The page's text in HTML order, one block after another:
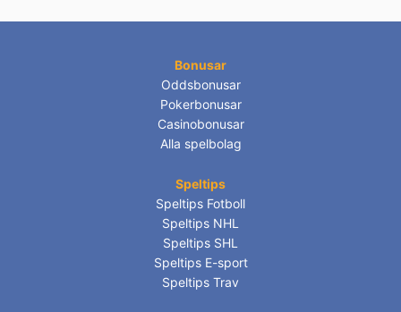
Bonusar
Oddsbonusar
Pokerbonusar
Casinobonusar
Alla spelbolag
Speltips
Speltips Fotboll
Speltips NHL
Speltips SHL
Speltips E-sport
Speltips Trav